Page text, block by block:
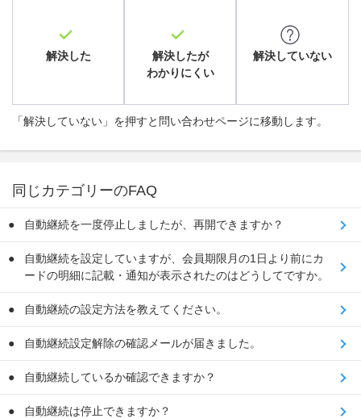
解決した
解決したが
わかりにくい
解決していない
「解決していない」を押すと問い合わせページに移動します。
同じカテゴリーのFAQ
自動継続を一度停止しましたが、再開できますか？
自動継続を設定していますが、会員期限月の1日より前にカ
ードの明細に記載・通知が表示されたのはどうしてですか。
自動継続の設定方法を教えてください。
自動継続設定解除の確認メールが届きました。
自動継続しているか確認できますか？
自動継続は停止できますか？